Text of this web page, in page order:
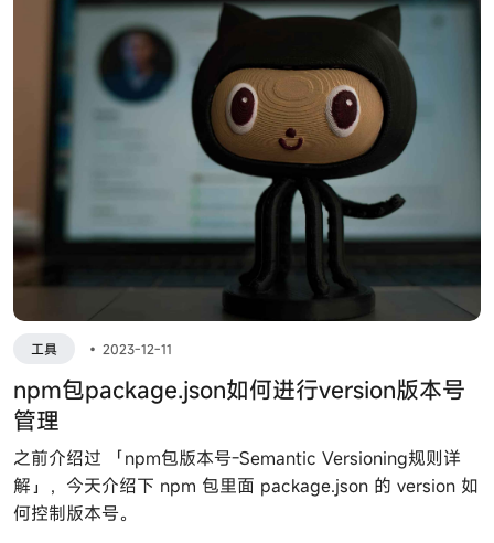
工具 • 2023-12-11
npm包package.json如何进行version版本号
管理
之前介绍过 「npm包版本号-Semantic Versioning规则详
解」，今天介绍下 npm 包里面 package.json 的 version 如
何控制版本号。